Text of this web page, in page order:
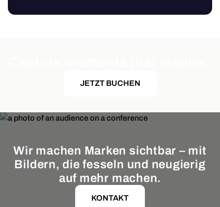
JETZT BUCHEN
Wir machen Marken sichtbar – mit
Bildern, die fesseln und neugierig
auf mehr machen.
KONTAKT